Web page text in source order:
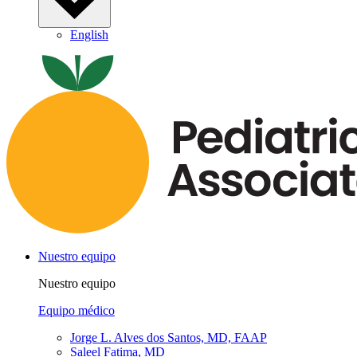
English
Nuestro equipo
Nuestro equipo
Equipo médico
Jorge L. Alves dos Santos, MD, FAAP
Saleel Fatima, MD